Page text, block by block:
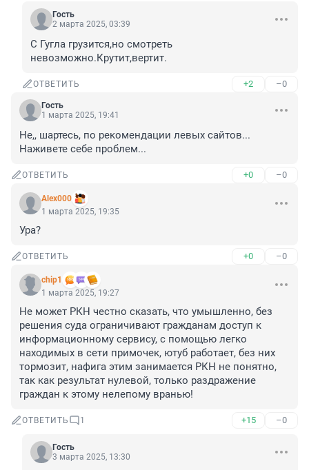
Гость
2 марта 2025, 03:39
С Гугла грузится,но смотреть
невозможно.Крутит,вертит.
ОТВЕТИТЬ +2 –0
Гость
1 марта 2025, 19:41
Не,, шартесь, по рекомендации левых сайтов...
Наживете себе проблем...
ОТВЕТИТЬ +0 –0
Alex000
1 марта 2025, 19:35
Ура?
ОТВЕТИТЬ +0 –0
chip1
1 марта 2025, 19:27
Не может РКН честно сказать, что умышленно, без
решения суда ограничивают гражданам доступ к
информационному сервису, с помощью легко
находимых в сети примочек, ютуб работает, без них
тормозит, нафига этим занимается РКН не понятно,
так как результат нулевой, только раздражение
граждан к этому нелепому вранью!
ОТВЕТИТЬ 1 +15 –0
Гость
3 марта 2025, 13:30